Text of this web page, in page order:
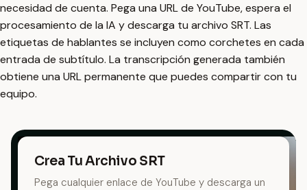
necesidad de cuenta. Pega una URL de YouTube, espera el
procesamiento de la IA y descarga tu archivo SRT. Las
etiquetas de hablantes se incluyen como corchetes en cada
entrada de subtítulo. La transcripción generada también
obtiene una URL permanente que puedes compartir con tu
equipo.
Crea Tu Archivo SRT
Pega cualquier enlace de YouTube y descarga un